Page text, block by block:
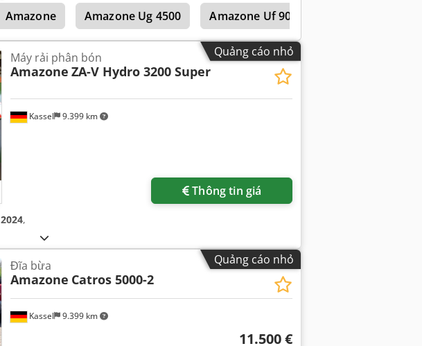
Amazone Amazone Ug 4500 Amazone Uf 901
Quảng cáo nhỏ
Kassel 9.399 km
Máy rải phân bón
Amazone ZA-V Hydro 3200 Super
Thông tin giá
2024,
Quảng cáo nhỏ
Kassel 9.399 km
Đĩa bừa
Amazone Catros 5000-2
11.500 €